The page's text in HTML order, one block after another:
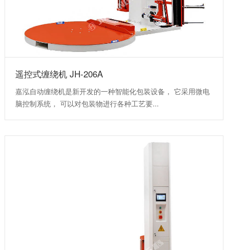
遥控式缠绕机 JH-206A
嘉泓自动缠绕机是新开发的一种智能化包装设备， 它采用微电
脑控制系统， 可以对包装物进行各种工艺要...